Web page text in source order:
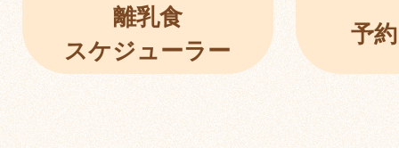
離乳食
スケジューラー
予